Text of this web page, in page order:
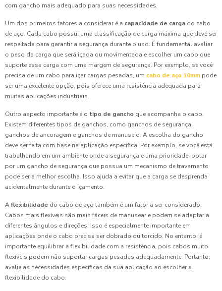
com gancho mais adequado para suas necessidades.
Um dos primeiros fatores a considerar é a capacidade de carga do cabo
de aço. Cada cabo possui uma classificação de carga máxima que deve ser
respeitada para garantir a segurança durante o uso. É fundamental avaliar
o peso da carga que será içada ou movimentada e escolher um cabo que
suporte essa carga com uma margem de segurança. Por exemplo, se você
precisa de um cabo para içar cargas pesadas, um cabo de aço 10mm pode
ser uma excelente opção, pois oferece uma resistência adequada para
muitas aplicações industriais.
Outro aspecto importante é o tipo de gancho que acompanha o cabo.
Existem diferentes tipos de ganchos, como ganchos de segurança,
ganchos de ancoragem e ganchos de manuseio. A escolha do gancho
deve ser feita com base na aplicação específica. Por exemplo, se você está
trabalhando em um ambiente onde a segurança é uma prioridade, optar
por um gancho de segurança que possua um mecanismo de travamento
pode ser a melhor escolha. Isso ajuda a evitar que a carga se desprenda
acidentalmente durante o içamento.
Aflexibilidade do cabo de aço também é um fator a ser considerado.
Cabos mais flexíveis são mais fáceis de manusear e podem se adaptar a
diferentes ângulos e direções. Isso é especialmente importante em
aplicações onde o cabo precisa ser dobrado ou torcido. No entanto, é
importante equilibrar a flexibilidade com a resistência, pois cabos muito
flexíveis podem não suportar cargas pesadas adequadamente. Portanto,
avalie as necessidades específicas da sua aplicação ao escolher a
flexibilidade do cabo.